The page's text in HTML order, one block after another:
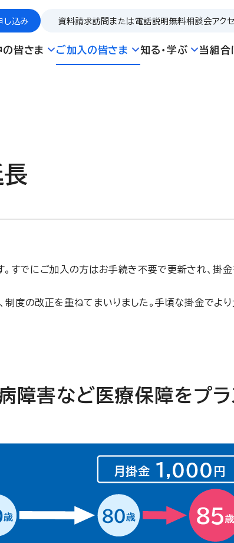
し込み 資料請求訪問または電話説明 無料相談会アク
皆さま ご加入の皆さま 知る・学ぶ 当組合
長
でにご加入の方はお手続き不要で更新され、掛金
の改正を重ねてまいりました。手頃な掛金でよ
障害など医療保障をプラ